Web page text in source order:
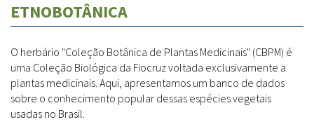
ETNOBOTÂNICA
O herbário "Coleção Botânica de Plantas Medicinais" (CBPM) é
uma Coleção Biológica da Fiocruz voltada exclusivamente a
plantas medicinais. Aqui, apresentamos um banco de dados
sobre o conhecimento popular dessas espécies vegetais
usadas no Brasil.